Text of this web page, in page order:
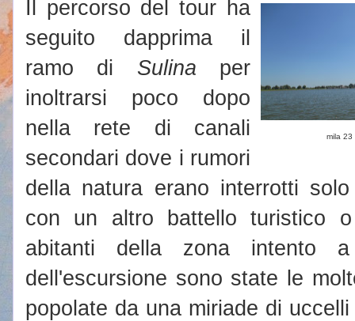
mila 23
Il percorso del tour ha
seguito dapprima il
ramo di Sulina per
inoltrarsi poco dopo
nella rete di canali
secondari dove i rumori
della natura erano interrotti
con un altro battello turistico
abitanti della zona intento
dell'escursione sono state le
popolate da una miriade di